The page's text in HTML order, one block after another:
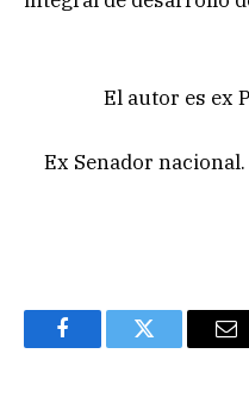
El autor es ex
Ex Senador
FacebookTwitter